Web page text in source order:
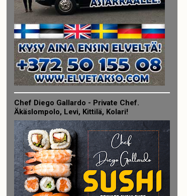
Chef Diego Gallardo - Private Chef.
Äkäslompolo, Levi, Kittilä, Kolari!